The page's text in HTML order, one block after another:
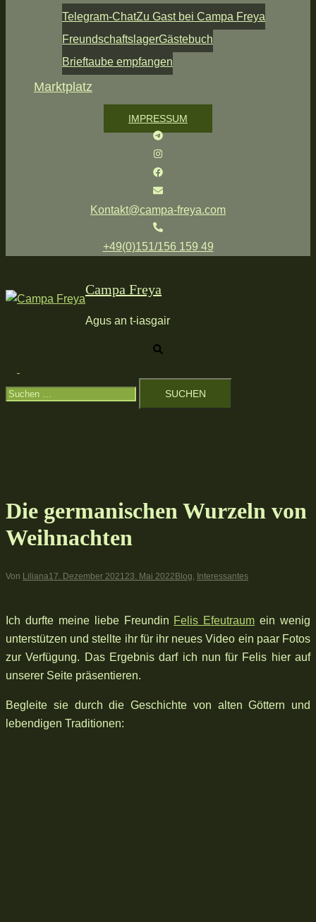
Telegram-ChatZu Gast bei Campa Freya
FreundschaftslagerGästebuch
Brieftaube empfangen
Marktplatz
IMPRESSUM
Kontakt@campa-freya.com
+49(0)151/156 159 49
Campa Freya
Agus an t-iasgair
umschalten
Suchen
nach:
Die germanischen Wurzeln von
Weihnachten
Von Liliana17. Dezember 202123. Mai 2022 Blog, Interessantes
Ich durfte meine liebe Freundin Felis Efeutraum ein wenig
unterstützen und stellte ihr für ihr neues Video ein paar Fotos
zur Verfügung. Das Ergebnis darf ich nun für Felis hier auf
unserer Seite präsentieren.
Begleite sie durch die Geschichte von alten Göttern und
lebendigen Traditionen: